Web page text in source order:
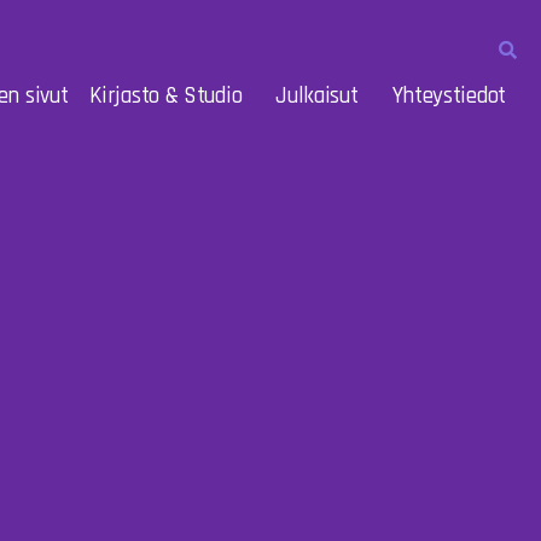
sivut Kirjasto & Studio Julkaisut Yhteystiedot